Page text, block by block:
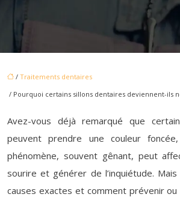
/ Traitements dentaires
/ Pourquoi certains sillons dentaires deviennent-ils
Avez-vous déjà remarqué que
peuvent prendre une couleur
phénomène, souvent gênant, peut
sourire et générer de l’inquiétude.
causes exactes et comment prévenir